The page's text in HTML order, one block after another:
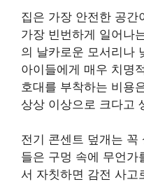
집은 가장 안전한 공간
가장 빈번하게 일어나
의 날카로운 모서리나
아이들에게 매우 치명
호대를 부착하는 비용
상상 이상으로 크다고
전기 콘센트 덮개는 꼭
들은 구멍 속에 무언가
서 자칫하면 감전 사고